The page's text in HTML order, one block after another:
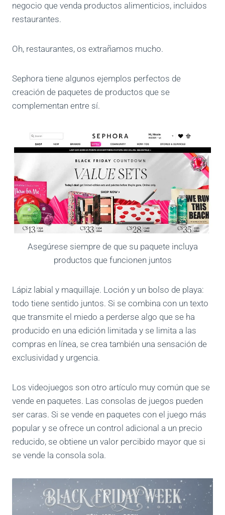
negocio que venda productos alimenticios, incluidos
restaurantes.
Oh, restaurantes, os extrañamos mucho.
Sephora tiene algunos ejemplos perfectos de
creación de paquetes de productos que se
complementan entre sí.
Asegúrese siempre de que su paquete incluya
productos que funcionen juntos
Lápiz labial y maquillaje. Loción y un bolso de playa:
todo tiene sentido juntos. Si se combina con un texto
que transmite el miedo a perderse algo que se ha
producido en una edición limitada y se limita a las
compras en línea, se crea también una sensación de
exclusividad y urgencia.
Los videojuegos son otro artículo muy común que se
vende en paquetes. Las consolas de juegos pueden
ser caras. Si se vende en paquetes con el juego más
popular y se ofrece un control adicional a un precio
reducido, se obtiene un valor percibido mayor que si
se vende la consola sola.